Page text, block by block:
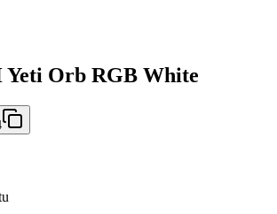
Orb RGB White